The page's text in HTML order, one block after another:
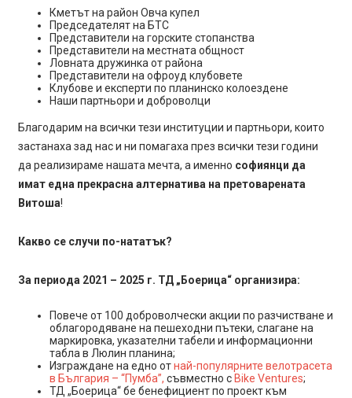
Кметът на район Овча купел
Председателят на БТС
Представители на горските стопанства
Представители на местната общност
Ловната дружинка от района
Представители на офроуд клубовете
Клубове и експерти по планинско колоездене
Наши партньори и доброволци
Благодарим на всички тези институции и партньори, които
застанаха зад нас и ни помагаха през всички тези години
да реализираме нашата мечта, а именно софиянци да
имат една прекрасна алтернатива на претоварената
Витоша!
Какво се случи по-нататък?
За периода 2021 – 2025 г. ТД „Боерица“ организира:
Повече от 100 доброволчески акции по разчистване и
облагородяване на пешеходни пътеки, слагане на
маркировка, указателни табели и информационни
табла в Люлин планина;
Изграждане на едно отнай-популярните велотрасета
в България – “Пумба”, съвместно с Bike Ventures;
ТД „Боерица“ бе бенефициент по проект към